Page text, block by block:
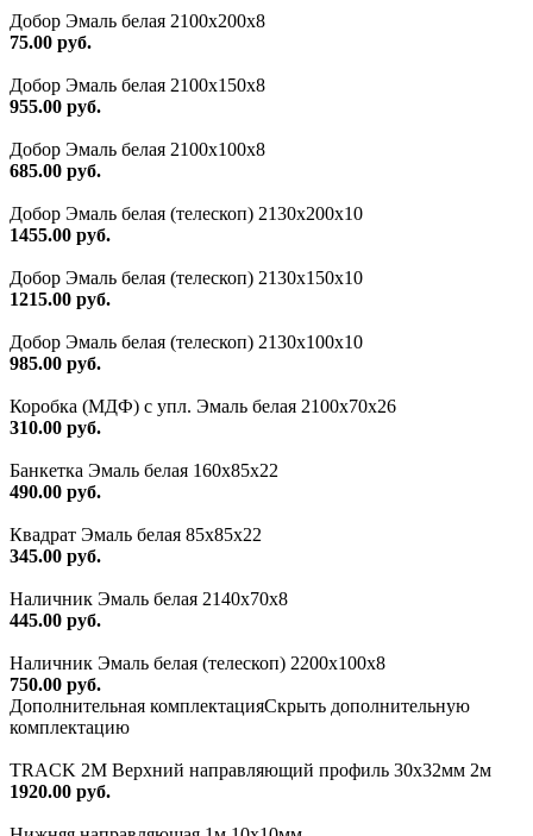
Добор Эмаль белая 2100х200х8
75.00 руб.
Добор Эмаль белая 2100х150х8
955.00 руб.
Добор Эмаль белая 2100х100х8
685.00 руб.
Добор Эмаль белая (телескоп) 2130х200х10
1455.00 руб.
Добор Эмаль белая (телескоп) 2130х150х10
1215.00 руб.
Добор Эмаль белая (телескоп) 2130х100х10
985.00 руб.
Коробка (МДФ) с упл. Эмаль белая 2100х70х26
310.00 руб.
Банкетка Эмаль белая 160х85х22
490.00 руб.
Квадрат Эмаль белая 85х85х22
345.00 руб.
Наличник Эмаль белая 2140х70х8
445.00 руб.
Наличник Эмаль белая (телескоп) 2200x100x8
750.00 руб.
Дополнительная комплектацияСкрыть дополнительную
комплектацию
TRACK 2M Верхний направляющий профиль 30х32мм 2м
1920.00 руб.